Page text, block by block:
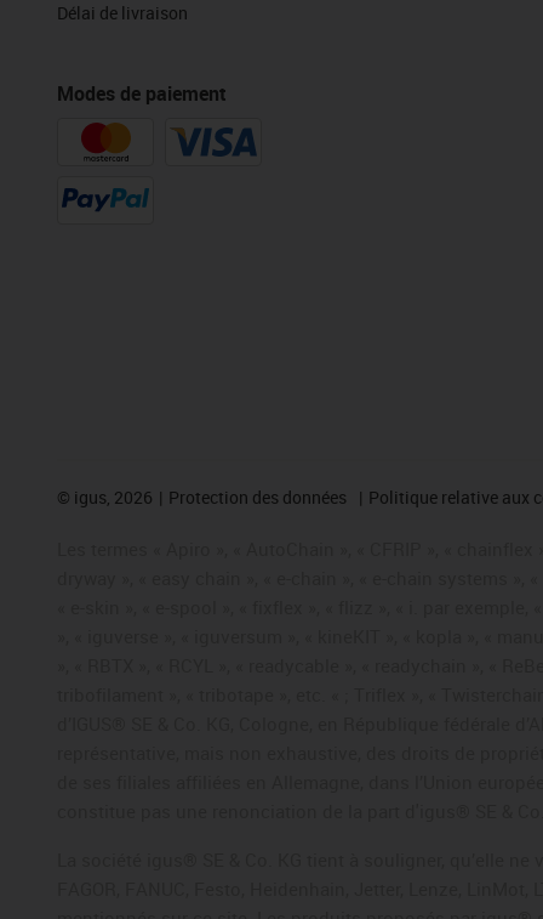
Délai de livraison
Modes de paiement
© igus, 2026 Protection des données Politique relative aux